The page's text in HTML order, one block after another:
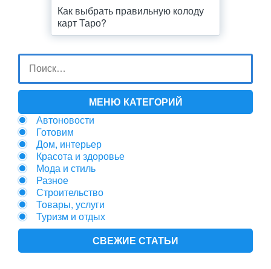
Как выбрать правильную колоду
карт Таро?
МЕНЮ КАТЕГОРИЙ
Автоновости
Готовим
Дом, интерьер
Красота и здоровье
Мода и стиль
Разное
Строительство
Товары, услуги
Туризм и отдых
СВЕЖИЕ СТАТЬИ